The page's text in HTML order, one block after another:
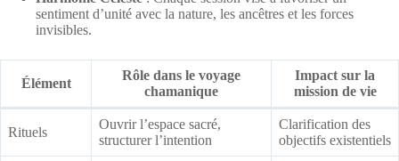
sentiment d’unité avec la nature, les ancêtres et les forces
invisibles.
Élément
Rôle dans le voyage
chamanique
Impact sur la
mission de vie
Rituels
Ouvrir l’espace sacré,
structurer l’intention
Clarification des
objectifs existentiels